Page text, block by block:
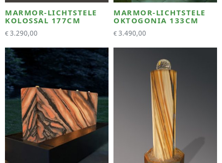
MARMOR-LICHTSTELE
KOLOSSAL 177CM
€3.290,00
MARMOR-LICHTSTELE
OKTOGONIA 133CM
€3.490,00